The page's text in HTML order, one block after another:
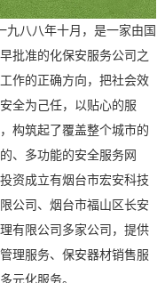
八八年十月，是一家由国
批准的化保安服务公司之
作的正确方向，把社会效
全为己任，以贴心的服
构筑起了覆盖整个城市的
、多功能的安全服务网
资成立有烟台市宏安科技
公司、烟台市福山区长安
有限公司多家公司，提供
理服务、保安器材销售服
元化服务。